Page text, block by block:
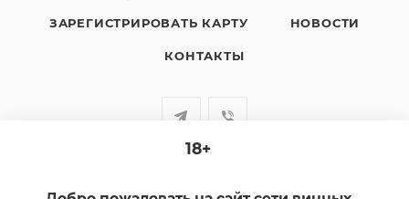
ЗАРЕГИСТРИРОВАТЬ КАРТУ НОВОСТИ
КОНТАКТЫ
18+